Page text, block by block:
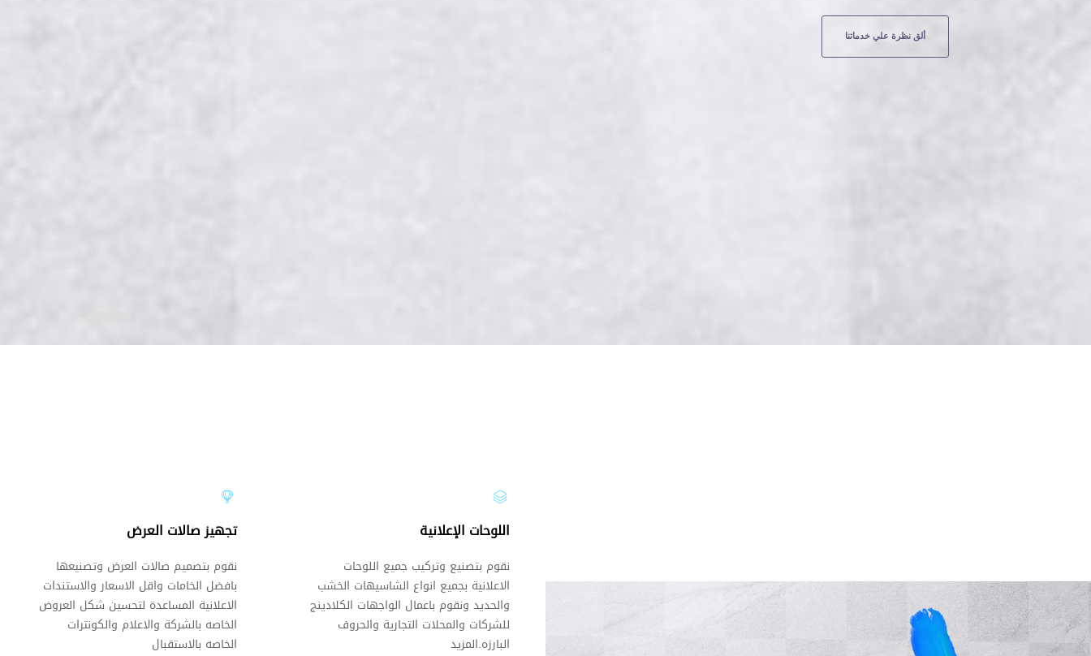
ألق نظرة علي خدماتنا
تجهيز صالات العرض
نقوم بتصميم صالات العرض وتصنيعها
بافضل الخامات واقل الاسعار والاستندات
الاعلانية المساعدة لتحسين شكل العروض
الخاصه بالشركة والاعلام والكونترات
الخاصه بالاستقبال
اللوحات الإعلانية
نقوم بتصنيع وتركيب جميع اللوحات
الاعلانية بجميع انواع الشاسيهات الخشب
والحديد ونقوم باعمال الواجهات الكلادينج
للشركات والمحلات التجارية والحروف
البارزه.المزيد